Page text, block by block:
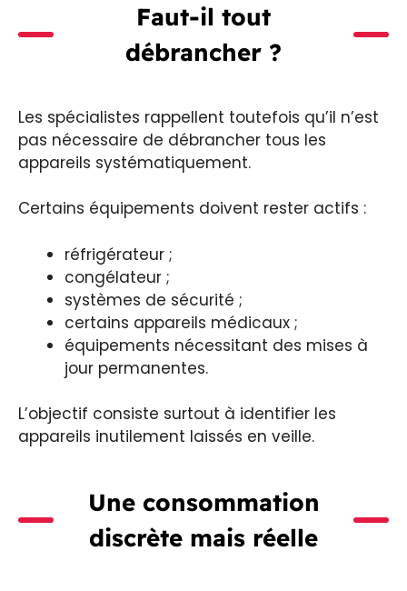
Faut-il tout
débrancher ?
Les spécialistes rappellent toutefois qu’il n’est
pas nécessaire de débrancher tous les
appareils systématiquement.
Certains équipements doivent rester actifs :
réfrigérateur ;
congélateur ;
systèmes de sécurité ;
certains appareils médicaux ;
équipements nécessitant des mises à
jour permanentes.
L’objectif consiste surtout à identifier les
appareils inutilement laissés en veille.
Une consommation
discrète mais réelle